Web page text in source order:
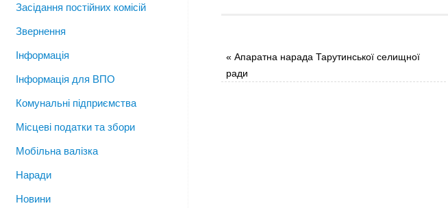
« Апаратна нарада Тарутинської селищної
ради
Засідання постійних комісій
Звернення
Інформація
Інформація для ВПО
Комунальні підприємства
Місцеві податки та збори
Мобільна валізка
Наради
Новини